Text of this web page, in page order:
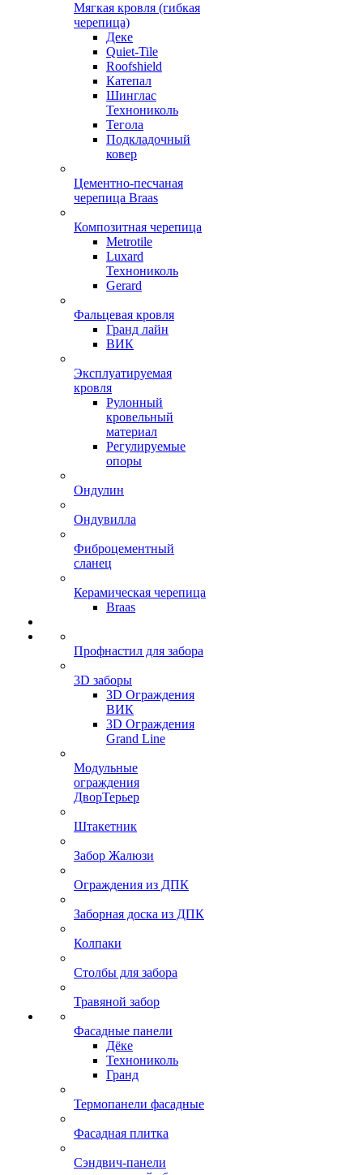
Мягкая кровля (гибкая
черепица)
Деке
Quiet-Tile
Roofshield
Катепал
Шинглас
Технониколь
Тегола
Подкладочный
ковер
Цементно-песчаная
черепица Braas
Композитная черепица
Metrotile
Luxard
Технониколь
Gerard
Фальцевая кровля
Гранд лайн
ВИК
Эксплуатируемая
кровля
Рулонный
кровельный
материал
Регулируемые
опоры
Ондулин
Ондувилла
Фиброцементный
сланец
Керамическая черепица
Braas
Профнастил для забора
3D заборы
3D Ограждения
ВИК
3D Ограждения
Grand Line
Модульные
ограждения
ДворТерьер
Штакетник
Забор Жалюзи
Ограждения из ДПК
Заборная доска из ДПК
Колпаки
Столбы для забора
Травяной забор
Фасадные панели
Дёке
Технониколь
Гранд
Термопанели фасадные
Фасадная плитка
Сэндвич-панели